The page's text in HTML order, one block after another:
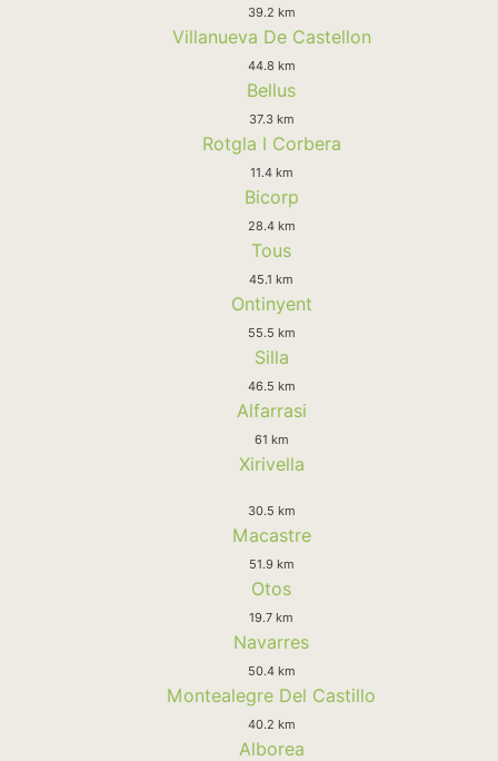
39.2 km
Villanueva De Castellon
44.8 km
Bellus
37.3 km
Rotgla I Corbera
11.4 km
Bicorp
28.4 km
Tous
45.1 km
Ontinyent
55.5 km
Silla
46.5 km
Alfarrasi
61 km
Xirivella
30.5 km
Macastre
51.9 km
Otos
19.7 km
Navarres
50.4 km
Montealegre Del Castillo
40.2 km
Alborea